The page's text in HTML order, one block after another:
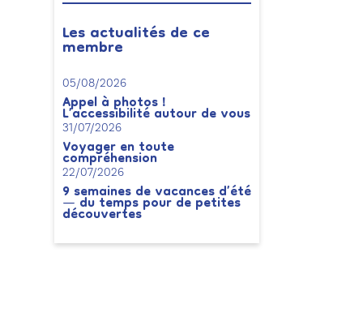
Les actualités de ce
membre
05/08/2026
Appel à photos !
L’accessibilité autour de vous
31/07/2026
Voyager en toute
compréhension
22/07/2026
9 semaines de vacances d’été
— du temps pour de petites
découvertes